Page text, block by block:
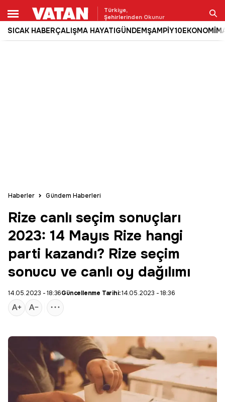
Türkiye,
Şehirlerinden Okunur
SICAK HABERÇALIŞMA HAYATIGÜNDEMŞAMPİY10EKONOMİ
Ara
Haberler Gündem Haberleri
Rize canlı seçim sonuçları
2023: 14 Mayıs Rize hangi
parti kazandı? Rize seçim
sonucu ve canlı oy dağılımı
14.05.2023 - 18:36Güncellenme Tarihi:14.05.2023 - 18:36